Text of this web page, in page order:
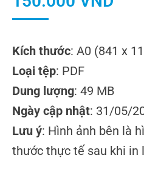
Kích thước: A0 (841 x
Loại tệp: PDF
Dung lượng: 49 MB
Ngày cập nhật: 31/05/
Lưu ý: Hình ảnh bên là
thước thực tế sau khi in